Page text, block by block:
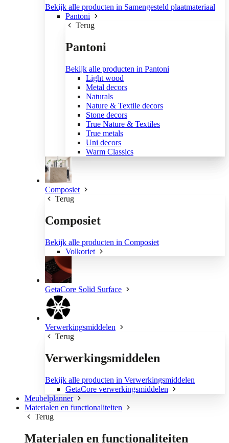
Bekijk alle producten in Samengesteld plaatmateriaal
Pantoni
Terug
Pantoni
Bekijk alle producten in Pantoni
Light wood
Metal decors
Naturals
Nature & Textile decors
Stone decors
True Nature & Textiles
True metals
Uni decors
Warm Classics
Composiet
Terug
Composiet
Bekijk alle producten in Composiet
Volkoriet
GetaCore Solid Surface
Verwerkingsmiddelen
Terug
Verwerkingsmiddelen
Bekijk alle producten in Verwerkingsmiddelen
GetaCore verwerkingsmiddelen
Meubelplanner
Materialen en functionaliteiten
Terug
Materialen en functionaliteiten